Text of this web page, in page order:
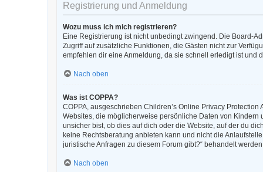
Registrierung und Anmeldung
Wozu muss ich mich registrieren?
Eine Registrierung ist nicht unbedingt zwingend. Die Board-
Zugriff auf zusätzliche Funktionen, die Gästen nicht zur
empfehlen dir eine Anmeldung, da sie schnell erledigt ist und
Nach oben
Was ist COPPA?
COPPA, ausgeschrieben Children’s Online Privacy
Websites, die möglicherweise persönliche Daten von
unsicher bist, ob dies auf dich oder die Website, auf der du
keine Rechtsberatung anbieten kann und nicht die
juristische Anfragen zu diesem Forum gibt?“ behandelt
Nach oben